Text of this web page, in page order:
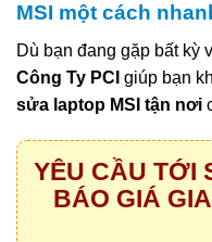
MSI một cách
Dù bạn đang gặp bất kỳ
Công Ty PCI giúp bạn
sửa laptop MSI tận nơi
YÊU CẦU TỚI
BÁO GIÁ